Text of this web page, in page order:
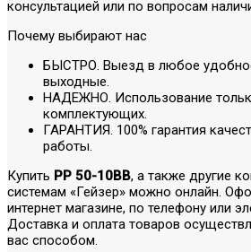
консультацией или по вопросам
Почему выбирают нас
БЫСТРО. Выезд в любое
выходные.
НАДЕЖНО. Использование
комплектующих.
ГАРАНТИЯ. 100% гарантия
работы.
Купить PP 50-10BB, а также другие
системам «Гейзер» можно онлайн.
интернет магазине, по телефону или
Доставка и оплата товаров
вас способом.